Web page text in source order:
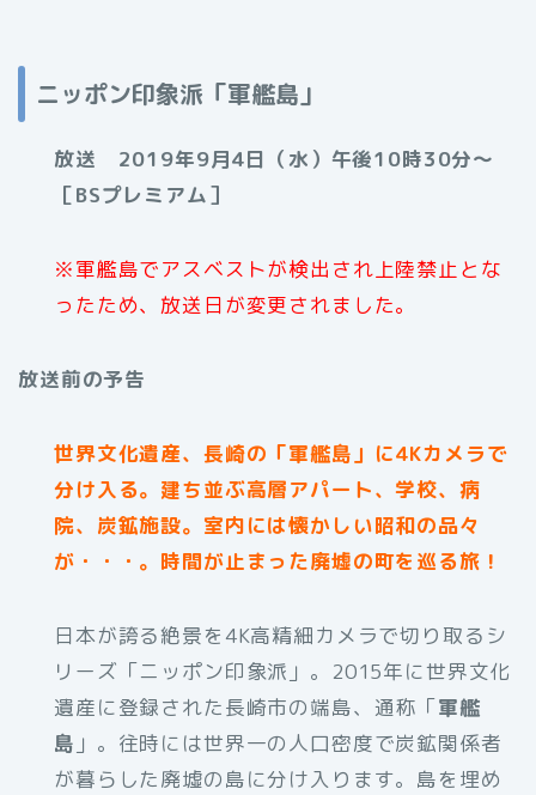
ニッポン印象派「軍艦島」
放送 2019年9月4日（水）午後10時30分〜
［BSプレミアム］
※軍艦島でアスベストが検出され上陸禁止とな
ったため、放送日が変更されました。
放送前の予告
世界文化遺産、長崎の「軍艦島」に4Kカメラで
分け入る。建ち並ぶ高層アパート、学校、病
院、炭鉱施設。室内には懐かしい昭和の品々
が・・・。時間が止まった廃墟の町を巡る旅！
日本が誇る絶景を4K高精細カメラで切り取るシ
リーズ「ニッポン印象派」。2015年に世界文化
遺産に登録された長崎市の端島、通称「軍艦
島 」。往時には世界一の人口密度で炭鉱関係者
が暮らした廃墟の島に分け入ります。島を埋め